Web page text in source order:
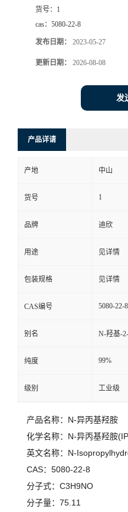
式
在
线
留
言
货号： 1
cas： 5080-22-8
发布日期： 2023-05-27
更新日期： 2026-08-08
发
产品详请
产地 中山
货号 1
品牌 迪欣
用途 见详情
包装规格 见详情
CAS编号 5080-22-8
别名 N-羟基-
纯度 99%
级别 工业级
产品名称：N-异丙基羟胺
化学名称：N-异丙基羟胺
英文名称：N-
CAS：5080-22-8
分子式：C3H9NO
分子量：75.11